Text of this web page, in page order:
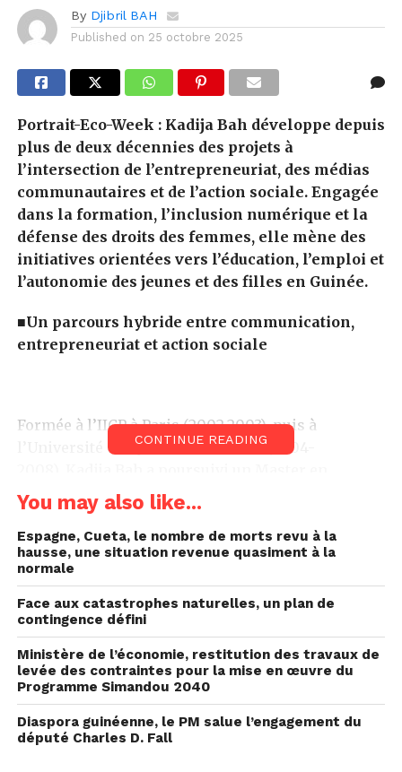
By Djibril BAH
Published on 25 octobre 2025
Portrait-Eco-Week : Kadija Bah développe depuis
plus de deux décennies des projets à
l’intersection de l’entrepreneuriat, des médias
communautaires et de l’action sociale. Engagée
dans la formation, l’inclusion numérique et la
défense des droits des femmes, elle mène des
initiatives orientées vers l’éducation, l’emploi et
l’autonomie des jeunes et des filles en Guinée.
■Un parcours hybride entre communication,
entrepreneuriat et action sociale
Formée à l’IICP à Paris (2002-2003), puis à
l’Université du Québec à Montréal (2004-
développement durable et responsabilité sociétale
des entreprises (RSE), qu’elle relie directement à
ses engagements sur le terrain. Ce parcours
académique atypique lui a permis de structurer
une approche globale des questions sociales et
économiques.
Elle débute sa carrière en 1998 en créant Ladies In
Management, une agence de communication
destinée à favoriser l’employabilité des jeunes
femmes dans un secteur encore très masculinisé.
Très tôt, elle inscrit son travail dans une logique
CONTINUE READING
You may also like...
Espagne, Cueta, le nombre de morts revu à la
hausse, une situation revenue quasiment à la
normale
Face aux catastrophes naturelles, un plan de
contingence défini
Ministère de l’économie, restitution des travaux de
levée des contraintes pour la mise en œuvre du
Programme Simandou 2040
Diaspora guinéenne, le PM salue l’engagement du
député Charles D. Fall